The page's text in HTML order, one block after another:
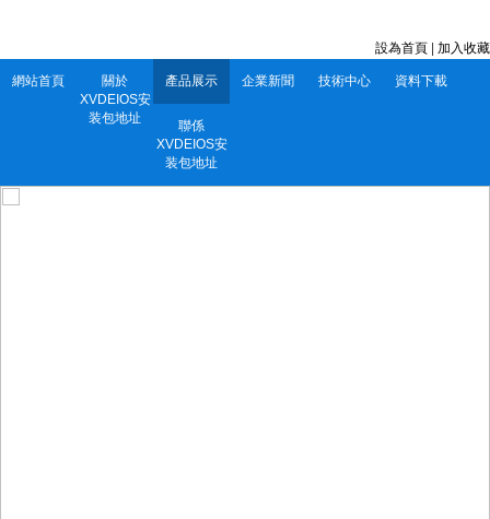
設為首頁 加入收藏
網站首頁
關於
XVDEIOS安
装包地址
產品展示 企業新聞 技術中心 資料下載
聯係
XVDEIOS安
装包地址